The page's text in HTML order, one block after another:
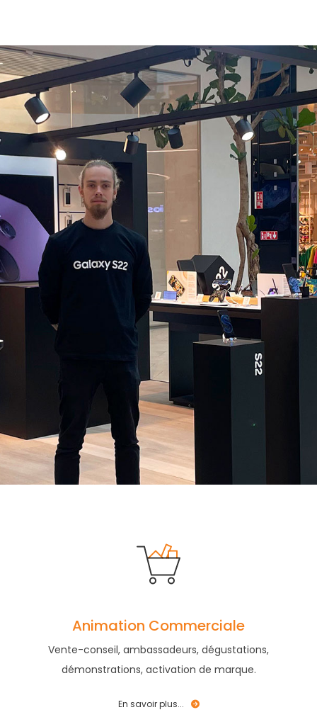
Animation Commerciale
Vente-conseil, ambassadeurs, dégustations,
démonstrations, activation de marque.
En savoir plus...